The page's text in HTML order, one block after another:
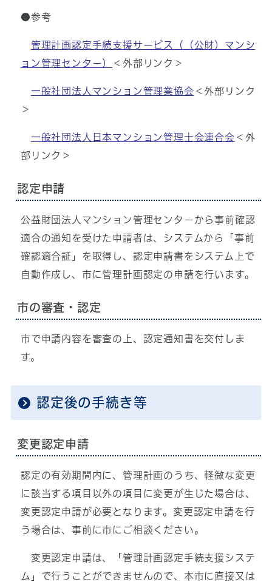
●参考
管理計画認定手続支援サービス（（公財）マンシ
ョン管理センター）
＜外部リンク＞
一般社団法人マンション管理業協会 ＜外部リンク
＞
一般社団法人日本マンション管理士会連合会 ＜外
部リンク＞
認定申請
公益財団法人マンション管理センターから事前確認
適合の通知を受けた申請者は、システムから「事前
確認適合証」を取得し、認定申請書をシステム上で
自動作成し、市に管理計画認定の申請を行います。
市の審査・認定
市で申請内容を審査の上、認定通知書を交付しま
す。
認定後の手続き等
変更認定申請
認定の有効期間内に、管理計画のうち、軽微な変更
に該当する項目以外の項目に変更が生じた場合は、
変更認定申請が必要となります。変更認定申請を行
う場合は、事前に市にご相談ください。
変更認定申請は、「管理計画認定手続支援システ
ム」で行うことができませんので、本市に直接又は